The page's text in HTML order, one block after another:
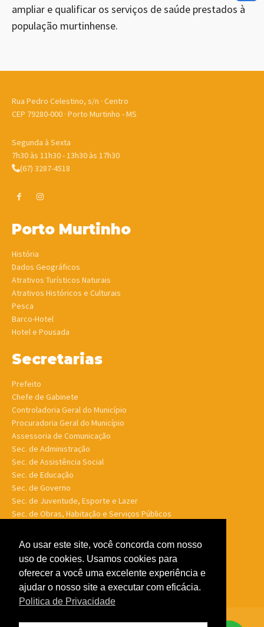
ampliar e qualificar os serviços de saúde prestados à
população murtinhense.
Rua Pedro Celestino, s/n · Centro
CEP 79280-000 · Porto Murtinho - MS
Segunda à Sexta
7h30 às 11h30 - 13h30 às 17h30
(67) 3287-4518
Porto Murtinho
História
Dados Geográficos
Atrativos Turísticos Naturais
Atrativos Históricos e Culturais
Pesca
Barco-Hotel
Hotel e Pousada
Secretarias
Prefeito
Chefe de Gabinete
Controladoria Geral do Município
Procuradoria Geral do Município
Assessoria de Comunicação
Sec. de Administração
Sec. de Assistência Social
Sec. de Educação
Sec. de Governo
Sec. de Juventude, Esporte e Lazer
Sec. de Obras, Habitação e Serviços Públicos
Sec. de Saúde
Sec. de Turismo
Sec. de Meio Ambiente, Desenv. Agrário, Aquicultura e Pesca
Ao usar este site, você concorda com nosso
uso de cookies. Usamos cookies para
oferecer a você uma excelente experiência e
ajudar o nosso site a executar com eficácia.
Politica de Privacidade